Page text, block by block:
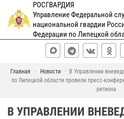
РОСГВАРДИЯ
Управление Федеральной
национальной гвардии
Федерации по Липецкой
Главная Новости
В Управлении
по Липецкой области провели пресс-
региона
В УПРАВЛЕНИИ